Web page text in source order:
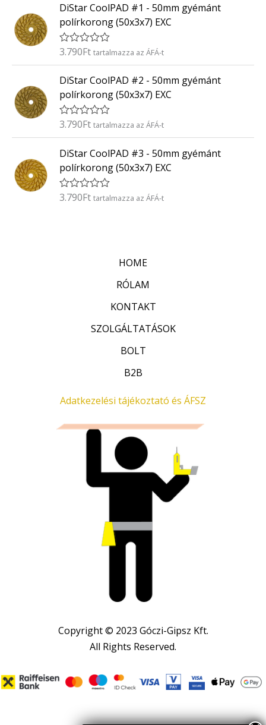
/
5
é
e
l
é
s
:
/
5
DiStar CoolPAD #1 - 50mm gyémánt
polírkorong (50x3x7) EXC
É
é
e
l
s
:
/
5
3.790Ft tartalmazza az ÁFÁ-t
DiStar CoolPAD #2 - 50mm gyémánt
polírkorong (50x3x7) EXC
É
é
e
l
é
s
3.790Ft tartalmazza az ÁFÁ-t
DiStar CoolPAD #3 - 50mm gyémánt
polírkorong (50x3x7) EXC
É
3.790Ft tartalmazza az ÁFÁ-t
HOME
RÓLAM
KONTAKT
SZOLGÁLTATÁSOK
BOLT
B2B
Adatkezelési tájékoztató és ÁFSZ
Copyright © 2023 Góczi-Gipsz Kft.
All Rights Reserved.